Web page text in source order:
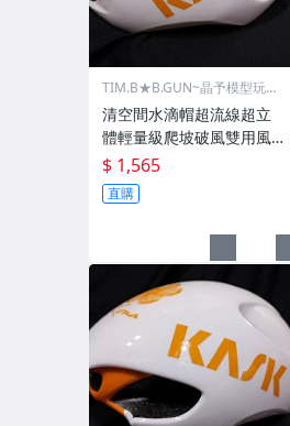
TIM.B★B.GUN~晶予模型玩
清空間水滴帽超流線超立
體輕量級爬坡破風雙用風
動款自行車安全帽空力帽G
IANT捷安特KASK小鐵人三
項騎公路車騎計時車比賽
頭盔男女青少年都適用比
$ 1,565
直購